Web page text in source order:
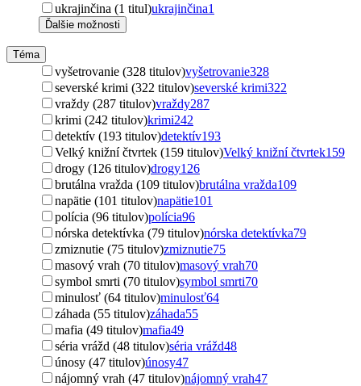
ukrajinčina (1 titul)ukrajinčina1
Ďalšie možnosti
Téma
vyšetrovanie (328 titulov)vyšetrovanie328
severské krimi (322 titulov)severské krimi322
vraždy (287 titulov)vraždy287
krimi (242 titulov)krimi242
detektív (193 titulov)detektív193
Velký knižní čtvrtek (159 titulov)Velký knižní čtvrtek159
drogy (126 titulov)drogy126
brutálna vražda (109 titulov)brutálna vražda109
napätie (101 titulov)napätie101
polícia (96 titulov)polícia96
nórska detektívka (79 titulov)nórska detektívka79
zmiznutie (75 titulov)zmiznutie75
masový vrah (70 titulov)masový vrah70
symbol smrti (70 titulov)symbol smrti70
minulosť (64 titulov)minulosť64
záhada (55 titulov)záhada55
mafia (49 titulov)mafia49
séria vrážd (48 titulov)séria vrážd48
únosy (47 titulov)únosy47
nájomný vrah (47 titulov)nájomný vrah47